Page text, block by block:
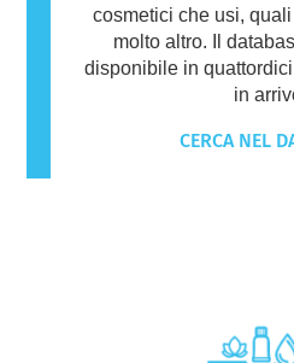
cosmetici che usi,
molto altro. Il
disponibile in
in
CERCA NEL